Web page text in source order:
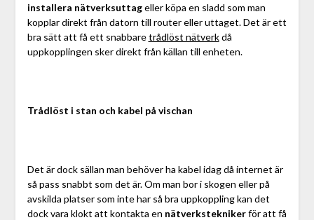
installera nätverksuttageller köpa en sladd som man
kopplar direkt från datorn till router eller uttaget. Det är ett
bra sätt att få ett snabbaretrådlöst nätverkdå
uppkopplingen sker direkt från källan till enheten.
Trådlöst i stan och kabel på vischan
Det är dock sällan man behöver ha kabel idag då internet är
så pass snabbt som det är. Om man bor i skogen eller på
avskilda platser som inte har så bra uppkoppling kan det
dock vara klokt att kontakta en nätverksteknikerför att få